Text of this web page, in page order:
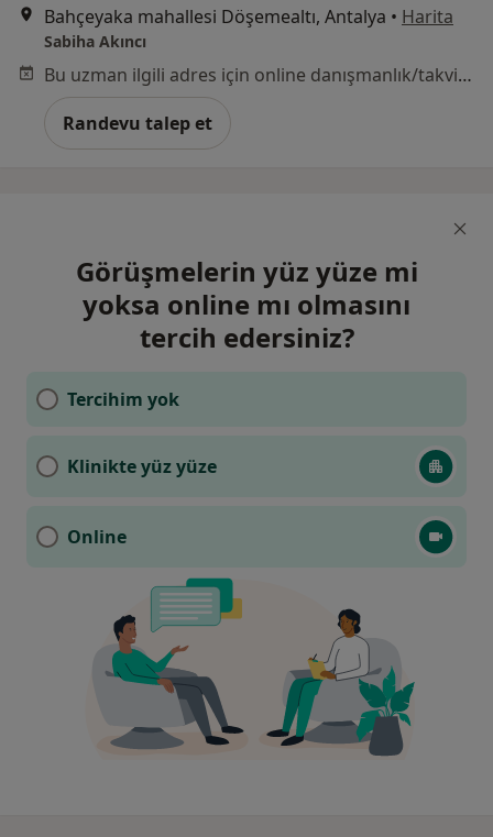
Bahçeyaka mahallesi Döşemealtı, Antalya • Harita
Sabiha Akıncı
Bu uzman ilgili adres için online danışmanlık/takvim sunmuyor.
Randevu talep et
Görüşmelerin yüz yüze mi
yoksa online mı olmasını
tercih edersiniz?
Tercihim yok
Klinikte yüz yüze
Online